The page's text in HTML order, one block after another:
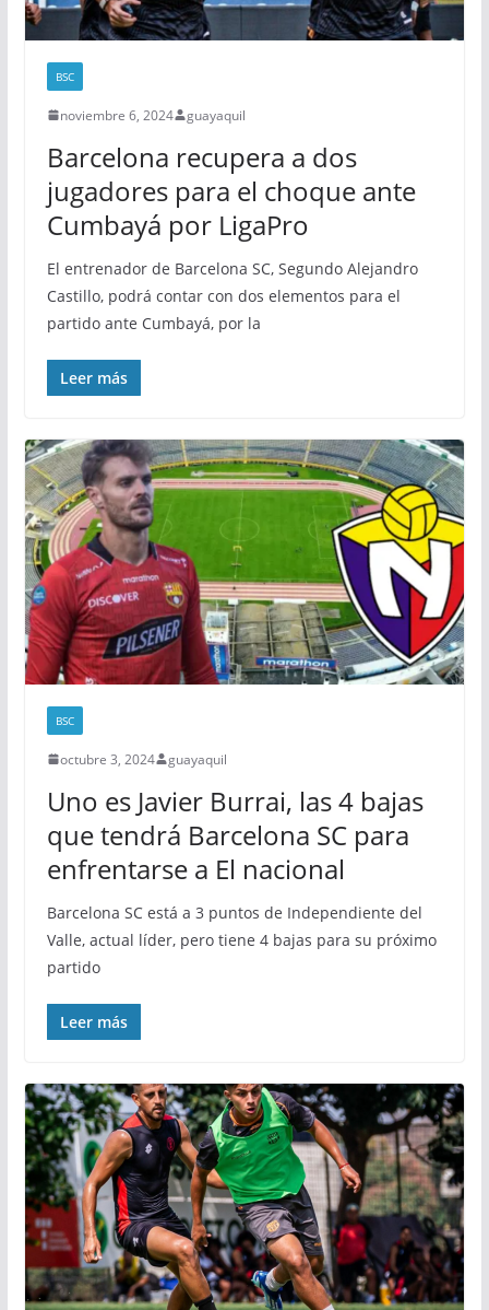
BSC
noviembre 6, 2024 guayaquil
Barcelona recupera a dos
jugadores para el choque ante
Cumbayá por LigaPro
El entrenador de Barcelona SC, Segundo Alejandro
Castillo, podrá contar con dos elementos para el
partido ante Cumbayá, por la
Leer más
BSC
octubre 3, 2024 guayaquil
Uno es Javier Burrai, las 4 bajas
que tendrá Barcelona SC para
enfrentarse a El nacional
Barcelona SC está a 3 puntos de Independiente del
Valle, actual líder, pero tiene 4 bajas para su próximo
partido
Leer más